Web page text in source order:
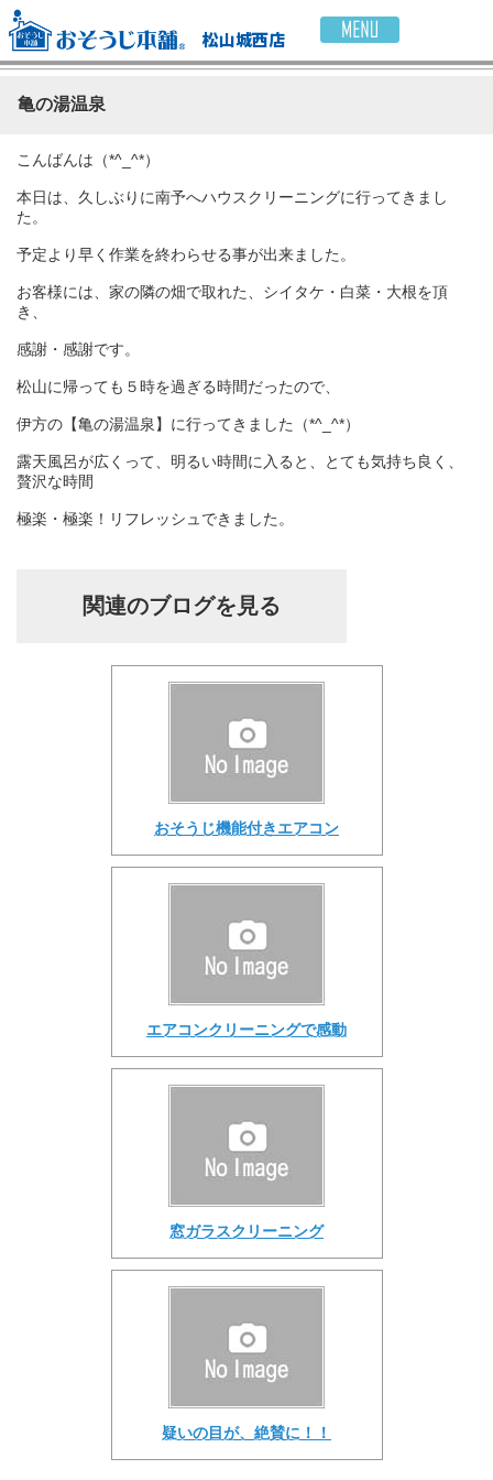
松山城西店
亀の湯温泉
こんばんは（*^_^*）
本日は、久しぶりに南予へハウスクリーニングに行ってきまし
た。
予定より早く作業を終わらせる事が出来ました。
お客様には、家の隣の畑で取れた、シイタケ・白菜・大根を頂
き、
感謝・感謝です。
松山に帰っても５時を過ぎる時間だったので、
伊方の【亀の湯温泉】に行ってきました（*^_^*）
露天風呂が広くって、明るい時間に入ると、とても気持ち良く、
贅沢な時間
極楽・極楽！リフレッシュできました。
関連のブログを見る
おそうじ機能付きエアコン
エアコンクリーニングで感動
窓ガラスクリーニング
疑いの目が、絶賛に！！